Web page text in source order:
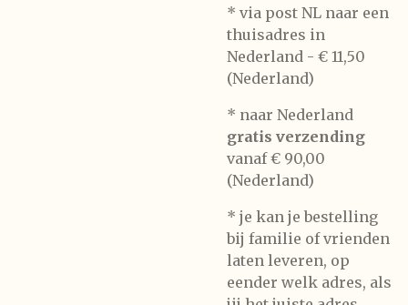
* via post NL naar een
thuisadres in
Nederland - € 11,50
(Nederland)
* naar Nederland
gratis verzending
vanaf € 90,00
(Nederland)
* je kan je bestelling
bij familie of vrienden
laten leveren, op
eender welk adres, als